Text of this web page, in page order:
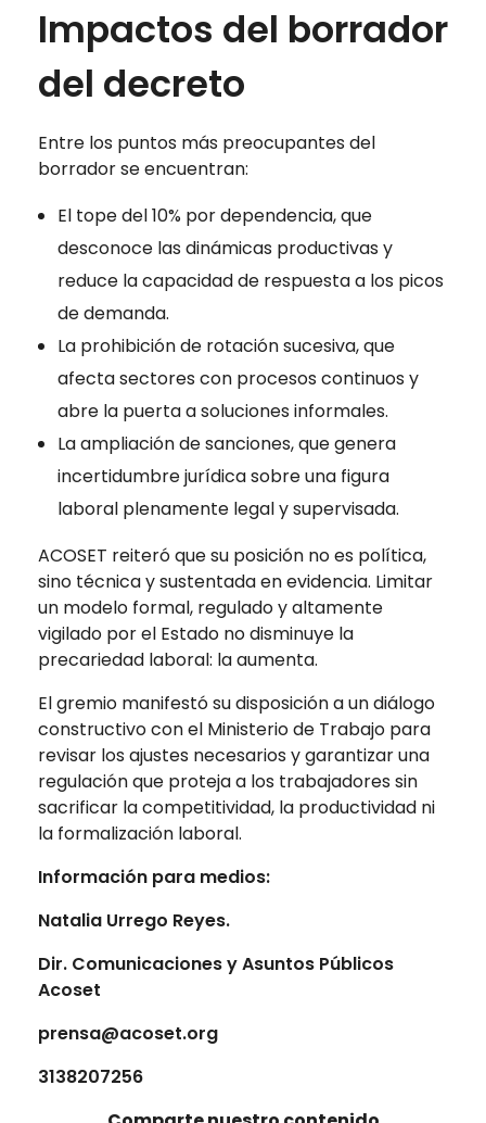
Impactos del borrador
del decreto
Entre los puntos más preocupantes del
borrador se encuentran:
El tope del 10% por dependencia, que
desconoce las dinámicas productivas y
reduce la capacidad de respuesta a los picos
de demanda.
La prohibición de rotación sucesiva, que
afecta sectores con procesos continuos y
abre la puerta a soluciones informales.
La ampliación de sanciones, que genera
incertidumbre jurídica sobre una figura
laboral plenamente legal y supervisada.
ACOSET reiteró que su posición no es política,
sino técnica y sustentada en evidencia. Limitar
un modelo formal, regulado y altamente
vigilado por el Estado no disminuye la
precariedad laboral: la aumenta.
El gremio manifestó su disposición a un diálogo
constructivo con el Ministerio de Trabajo para
revisar los ajustes necesarios y garantizar una
regulación que proteja a los trabajadores sin
sacrificar la competitividad, la productividad ni
la formalización laboral.
Información para medios:
Natalia Urrego Reyes.
Dir. Comunicaciones y Asuntos Públicos
Acoset
prensa@acoset.org
3138207256